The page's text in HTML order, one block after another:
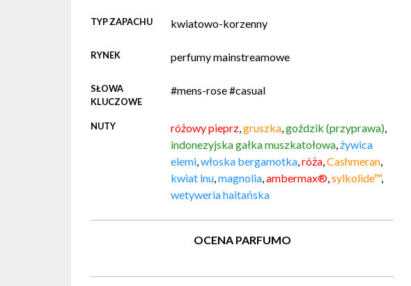
TYP ZAPACHU kwiatowo-korzenny
RYNEK perfumy mainstreamowe
SŁOWA
KLUCZOWE
#mens-rose #casual
NUTY różowy pieprz,gruszka,goździk (przyprawa),
indonezyjska gałka muszkatołowa,żywica
elemi,włoska bergamotka,róża,Cashmeran,
kwiat lnu,magnolia,ambermax®,sylkolide™,
wetyweria haitańska
OCENA PARFUMO